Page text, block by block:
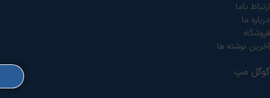
ارتباط باما
درباره ما
فروشگاه
آخرین نوشته ها
گوگل مپ